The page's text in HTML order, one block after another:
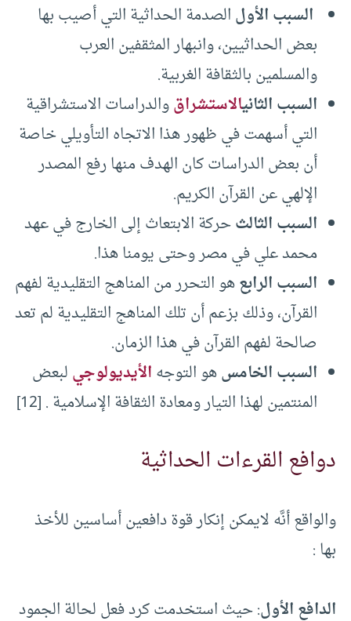
السبب الأولالصدمة الحداثية التي أصيب بها
بعض الحداثيين، وانبهار المثقفين العرب
والمسلمين بالثقافة الغربية.
السبب الثانيالاستشراقوالدراسات الاستشراقية
التي أسهمت في ظهور هذا الاتجاه التأويلي خاصة
أن بعض الدراسات كان الهدف منها رفع المصدر
الإلهي عن القرآن الكريم.
السبب الثالثحركة الابتعاث إلى الخارج في عهد
محمد علي في مصر وحتى يومنا هذا.
السبب الرابعهو التحرر من المناهج التقليدية لفهم
القرآن، وذلك بزعم أن تلك المناهج التقليدية لم تعد
صالحة لفهم القرآن في هذا الزمان.
السبب الخامسهو التوجهالأيديولوجيلبعض
المنتمين لهذا التيار ومعادة الثقافة الإسلامية . [12]
دوافع القرءات الحداثية
والواقع أنَّه لايمكن إنكار قوة دافعين أساسين للأخذ
بها :
الدافع الأول: حيث استخدمت كرد فعل لحالة الجمود